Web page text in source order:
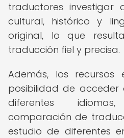
traductores investigar
cultural, histórico y
original, lo que
traducción fiel y precisa.
Además, los
posibilidad de acceder
diferentes
comparación de
estudio de diferentes